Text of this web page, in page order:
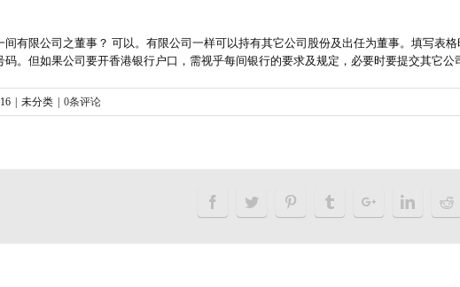
间有限公司之董事？ 可以。有限公司一样可以持有其它公司股份及出任为董事。填写表
。但如果公司要开香港银行户口，需视乎每间银行的要求及规定，必要时要提交其它公
未分类 0条评论